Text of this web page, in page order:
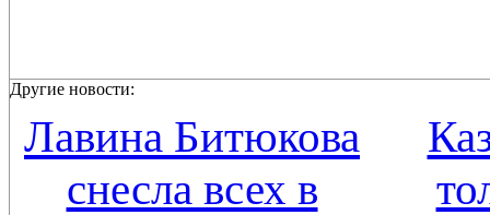
Другие новости:
Лавина Битюкова
снесла всех в